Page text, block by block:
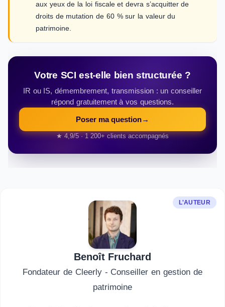
aux yeux de la loi fiscale et devra s’acquitter de
droits de mutation de 60 % sur la valeur du
patrimoine.
Votre SCI est-elle bien structurée ?
IR ou IS, démembrement, transmission : un conseiller
répond gratuitement à vos questions.
Poser ma question→
★ 4,9/5 · 1 200+ clients accompagnés
L'AUTEUR
Benoît Fruchard
Fondateur de Cleerly - Conseiller en gestion de
patrimoine